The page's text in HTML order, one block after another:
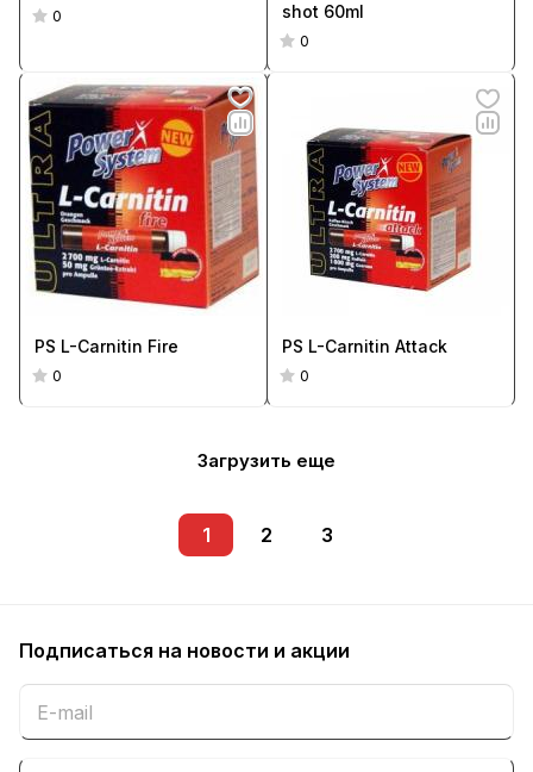
0
shot 60ml
0
PS L-Carnitin Fire
0
PS L-Carnitin Attack
0
Загрузить еще
1 2 3
Подписаться на новости и акции